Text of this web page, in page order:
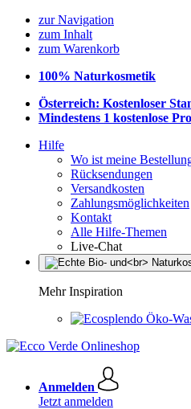
zur Navigation
zum Inhalt
zum Warenkorb
100% Naturkosmetik
Österreich: Kostenloser
Mindestens 1 kostenlose
Hilfe
Wo ist meine
Rücksendungen
Versandkosten
Zahlungsmöglichkeiten
Kontakt
Alle Hilfe-Themen
Live-Chat
Mehr Inspiration
Öko-
Anmelden
Jetzt anmelden